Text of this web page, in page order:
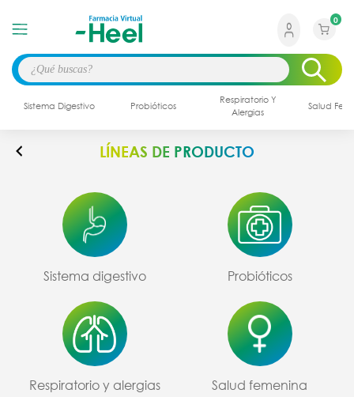
0
Sistema Digestivo Probióticos
Respiratorio Y
Alergias
Salud
LÍNEAS DE PRODUCTO
Sistema digestivo Probióticos
Respiratorio y alergias Salud femenina